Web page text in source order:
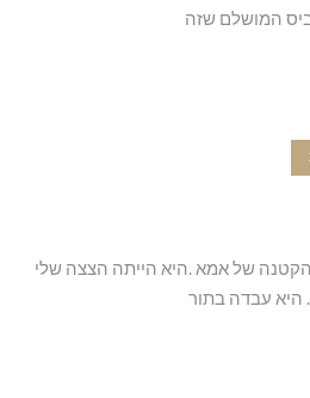
המושלם שזה
של אמא .היא הייתה הצצה שלי
היא עבדה בתור